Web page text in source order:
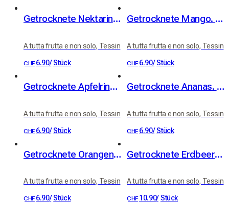
Getrocknete Nektarinen. 100% Frucht
A tutta frutta e non solo, Tessin
CHF 6.90/ Stück
Getrocknete Mango. 100% Frucht
A tutta frutta e non solo, Tessin
CHF 6.90/ Stück
Getrocknete Apfelringe. 100% Frucht
A tutta frutta e non solo, Tessin
CHF 6.90/ Stück
Getrocknete Ananas. 100% Frucht
A tutta frutta e non solo, Tessin
CHF 6.90/ Stück
Getrocknete Orangen. 100% Frucht
A tutta frutta e non solo, Tessin
CHF 6.90/ Stück
Getrocknete Erdbeeren. 100% Frucht
A tutta frutta e non solo, Tessin
CHF 10.90/ Stück